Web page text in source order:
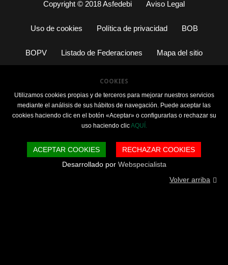
Copyright © 2018 Asfedebi Aviso Legal
Uso de cookies Política de privacidad BOB
BOPV Listado de Federaciones Mapa del sitio
COOKIES
Utilizamos cookies propias y de terceros para mejorar nuestros servicios
mediante el análisis de sus hábitos de navegación. Puede aceptar las
cookies haciendo clic en el botón «Aceptar» o configurarlas o rechazar su
uso haciendo clicAQUÍ.
ACEPTAR COOKIES
RECHAZAR COOKIES
Desarrollado por Webspecialista
Volver arriba